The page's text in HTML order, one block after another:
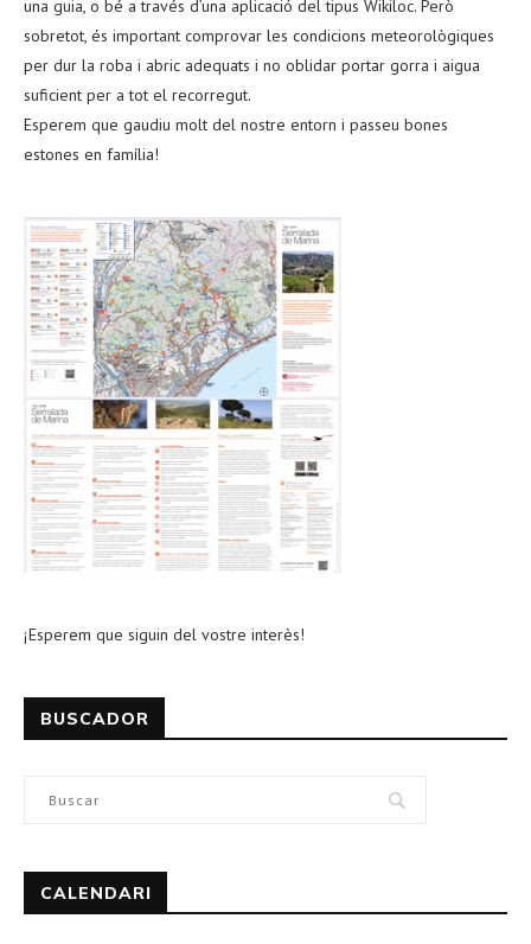
una guia, o bé a través d’una aplicació del tipus Wikiloc. Però
sobretot, és important comprovar les condicions meteorològiques
per dur la roba i abric adequats i no oblidar portar gorra i aigua
suficient per a tot el recorregut.
Esperem que gaudiu molt del nostre entorn i passeu bones
estones en família!
¡Esperem que siguin del vostre interès!
BUSCADOR
CALENDARI